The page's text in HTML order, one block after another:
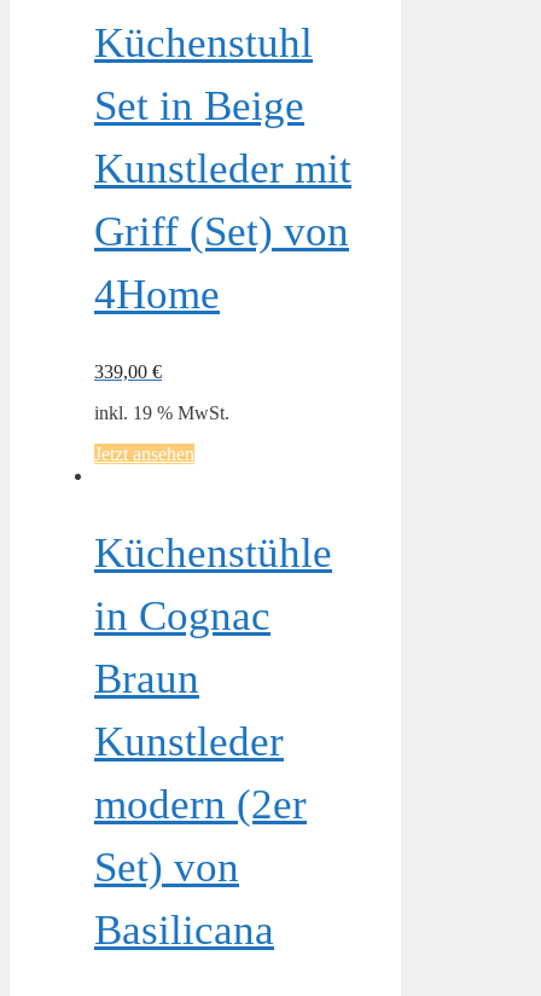
Küchenstuhl
Set in Beige
Kunstleder mit
Griff (Set) von
4Home
339,00 €
inkl. 19 % MwSt.
Jetzt ansehen
Küchenstühle
in Cognac
Braun
Kunstleder
modern (2er
Set) von
Basilicana